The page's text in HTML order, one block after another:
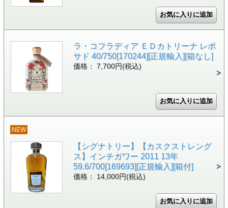
ラ・コフラディア ＥＤカトリーナ レポ
サド 40/750[170244][正規輸入][箱なし]
価格： 7,700円(税込)
NEW
【シグナトリー】【カスクストレング
ス】インチガワー 2011 13年
59.6/700[169693][正規輸入][箱付]
価格： 14,000円(税込)